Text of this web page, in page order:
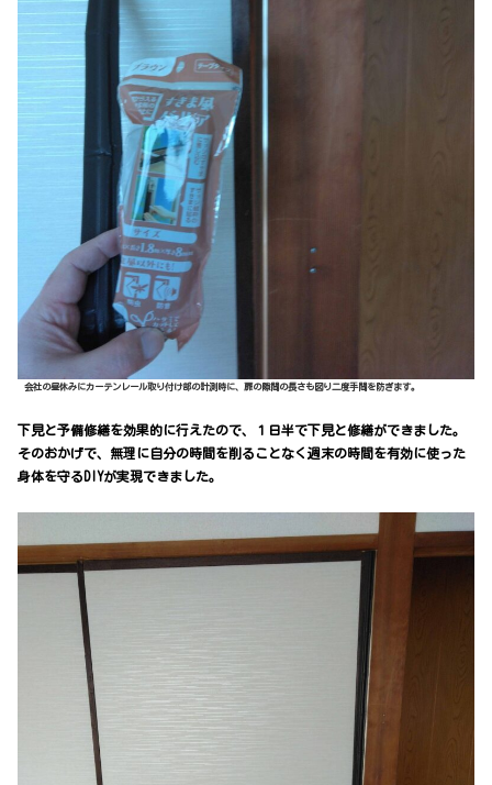
会社の昼休みにカーテンレール取り付け部の計測時に、扉の隙間の長さも図り二度手間を防ぎます。
下見と予備修繕を効果的に行えたので、１日半で下見と修繕ができました。
そのおかげで、無理に自分の時間を削ることなく週末の時間を有効に使った
身体を守るDIYが実現できました。